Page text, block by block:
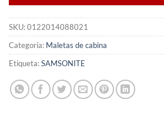
SKU:0122014088021
Categoría: Maletas de cabina
Etiqueta:SAMSONITE